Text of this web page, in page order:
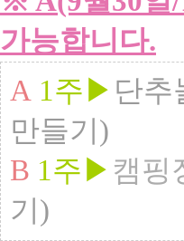
가능합니다.
A 1주▶ 단추
만들기)
B 1주▶ 캠핑
기)